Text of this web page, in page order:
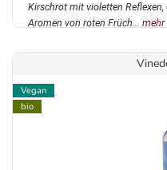
Kirschrot mit violetten
Aromen von roten Früch... mehr
Vegan
bio